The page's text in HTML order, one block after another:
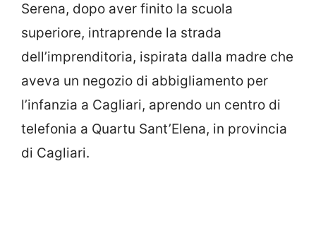
Serena, dopo aver finito la scuola
superiore, intraprende la strada
dell’imprenditoria, ispirata dalla madre che
aveva un negozio di abbigliamento per
l’infanzia a Cagliari, aprendo un centro di
telefonia a Quartu Sant’Elena, in provincia
di Cagliari.